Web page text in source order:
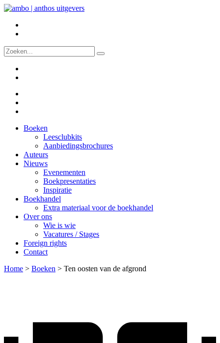
Boeken
Leesclubkits
Aanbiedingsbrochures
Auteurs
Nieuws
Evenementen
Boekpresentaties
Inspiratie
Boekhandel
Extra materiaal voor de boekhandel
Over ons
Wie is wie
Vacatures / Stages
Foreign rights
Contact
Home > Boeken > Ten oosten van de afgrond